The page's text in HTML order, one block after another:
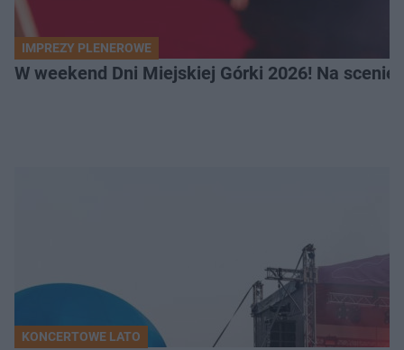
IMPREZY PLENEROWE
W weekend Dni Miejskiej Górki 2026! Na scenie
KONCERTOWE LATO